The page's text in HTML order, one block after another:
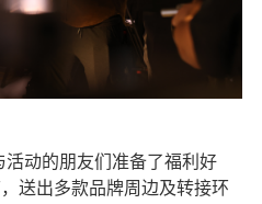
动的朋友们准备了福利好
送出多款品牌周边及转接环